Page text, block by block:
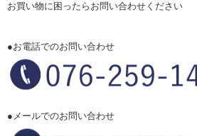
お買い物に困ったらお問い合わせください
●お電話でのお問い合わせ
●メールでのお問い合わせ